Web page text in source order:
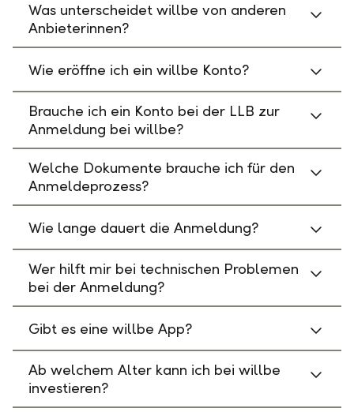
Was unterscheidet willbe von anderen
Anbieterinnen?
Wie eröffne ich ein willbe Konto?
Brauche ich ein Konto bei der LLB zur
Anmeldung bei willbe?
Welche Dokumente brauche ich für den
Anmeldeprozess?
Wie lange dauert die Anmeldung?
Wer hilft mir bei technischen Problemen
bei der Anmeldung?
Gibt es eine willbe App?
Ab welchem Alter kann ich bei willbe
investieren?